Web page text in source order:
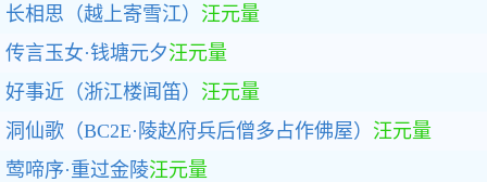
长相思（越上寄雪江） 汪元量
传言玉女·钱塘元夕汪元量
好事近（浙江楼闻笛） 汪元量
洞仙歌（BC2E·陵赵府兵后僧多占作佛屋） 汪元量
莺啼序·重过金陵汪元量